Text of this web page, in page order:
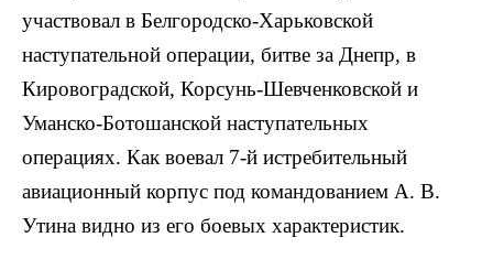
участвовал в Белгородско-Харьковской
наступательной операции, битве за Днепр, в
Кировоградской, Корсунь-Шевченковской и
Уманско-Ботошанской наступательных
операциях. Как воевал 7-й истребительный
авиационный корпус под командованием А. В.
Утина видно из его боевых характеристик.